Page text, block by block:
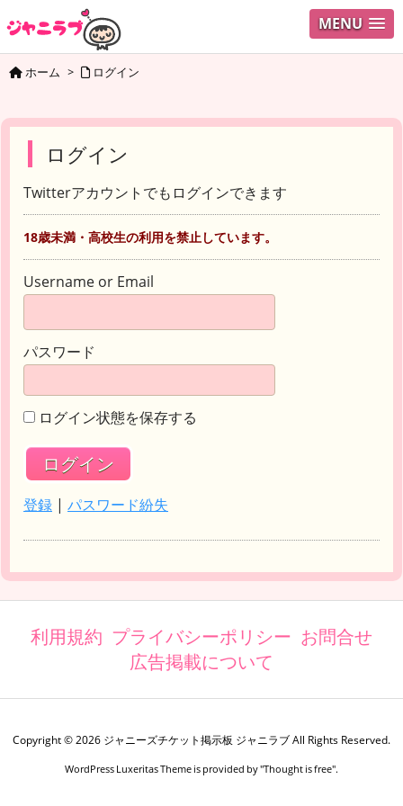
MENU
ホーム > ログイン
ログイン
Twitterアカウントでもログインできます
18歳未満・高校生の利用を禁止しています。
Username or Email
パスワード
ログイン状態を保存する
登録 | パスワード紛失
利用規約 プライバシーポリシー お問合せ
広告掲載について
Copyright ©2026 ジャニーズチケット掲示板 ジャニラブAll Rights Reserved.
WordPress Luxeritas Theme is provided by "Thought is free".